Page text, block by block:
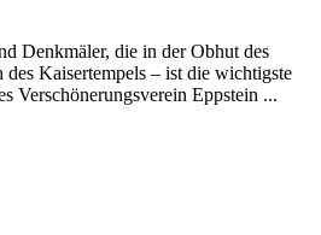
Denkmäler, die in der Obhut des
des Kaisertempels – ist die wichtigste
Verschönerungsverein Eppstein ...